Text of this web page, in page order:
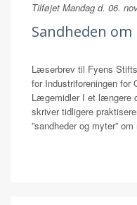
Tilføjet Mandag d. 06.
Sandheden
Læserbrev til Fyens
for Industriforeningen
Lægemidler I et længere
skriver tidligere
”sandheder og myter”